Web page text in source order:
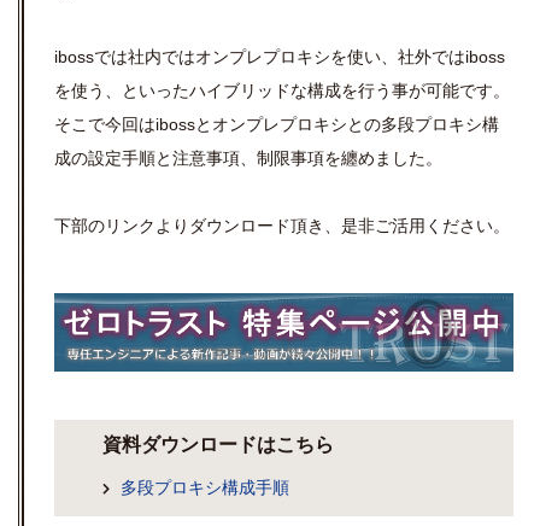
ibossでは社内ではオンプレプロキシを使い、社外ではiboss
を使う、といったハイブリッドな構成を行う事が可能です。
そこで今回はibossとオンプレプロキシとの多段プロキシ構
成の設定手順と注意事項、制限事項を纏めました。
下部のリンクよりダウンロード頂き、是非ご活用ください。
資料ダウンロードはこちら
多段プロキシ構成手順